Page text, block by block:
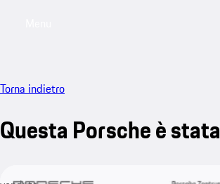
Torna indietro
Questa Porsche è